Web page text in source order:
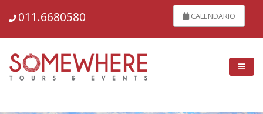
011.6680580 CALENDARIO